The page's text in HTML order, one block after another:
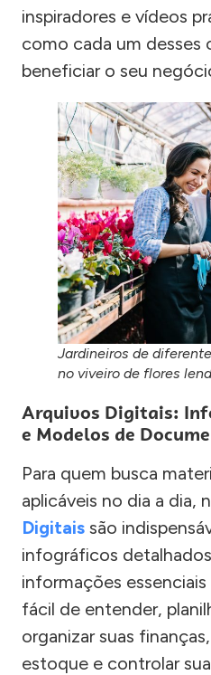
inspiradores e vídeos
como cada um
beneficiar o seu
Jardineiros de
no viveiro de flores
Arquivos Digitais:
e Modelos de
Para quem busca
aplicáveis no dia a dia,
Digitais são
infográficos
informações
fácil de entender,
organizar suas
estoque e controlar